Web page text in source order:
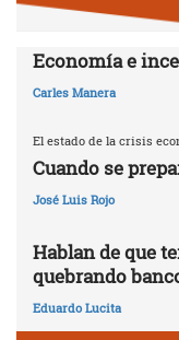
Economía e
Carles Manera
El estado de la crisis
Cuando se
José Luis Rojo
Hablan de que
quebrando
Eduardo Lucita